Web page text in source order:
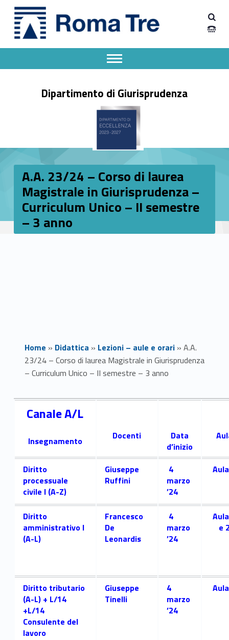
A.A. 23/24 – Corso di laurea Magistrale in Giurisprudenza – Curriculum Unico – II semestre – 3 anno - Dipartimento Giurisprudenza
Dipartimento di Giurisprudenza
Primary Menu
Apri il menu secondario
Header info sidebar
A.A. 23/24 – Corso di laurea
Magistrale in Giurisprudenza –
Curriculum Unico – II semestre
– 3 anno
Home » Didattica » Lezioni – aule e orari» A.A.
23/24 – Corso di laurea Magistrale in Giurisprudenza
– Curriculum Unico – II semestre – 3 anno
A
3
4
–
Canale A/L
Insegnamento Docenti
Data
d’inizio
Diritto
processuale
civile I (A-Z)
Link identifier #identifier__175614-1
Giuseppe
Ruffini
4
marzo
’24
Diritto
amministrativo I
(A-L)
Link identifier #identifier__167867-2
Francesco
De
Leonardis
4
marzo
’24
e
Diritto tributario
(A-L) + L/14
+L/14
Consulente del
lavoro
Link identifier #identifier__18970-3
Giuseppe
Tinelli
4
marzo
’24